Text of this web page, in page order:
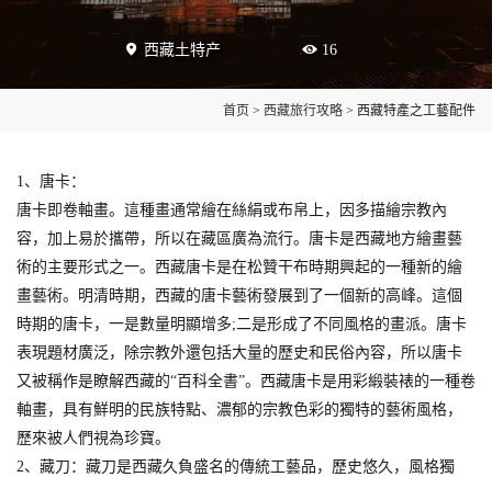
 西藏土特产  16
首页 > 西藏旅行攻略 > 西藏特產之工藝配件
1、唐卡：
唐卡即卷軸畫。這種畫通常繪在絲絹或布帛上，因多描繪宗教內
容，加上易於攜帶，所以在藏區廣為流行。唐卡是西藏地方繪畫藝
術的主要形式之一。西藏唐卡是在松贊干布時期興起的一種新的繪
畫藝術。明清時期，西藏的唐卡藝術發展到了一個新的高峰。這個
時期的唐卡，一是數量明顯增多;二是形成了不同風格的畫派。唐卡
表現題材廣泛，除宗教外還包括大量的歷史和民俗內容，所以唐卡
又被稱作是瞭解西藏的“百科全書”。西藏唐卡是用彩緞裝裱的一種卷
軸畫，具有鮮明的民族特點、濃郁的宗教色彩的獨特的藝術風格，
歷來被人們視為珍寶。
2、藏刀：藏刀是西藏久負盛名的傳統工藝品，歷史悠久，風格獨